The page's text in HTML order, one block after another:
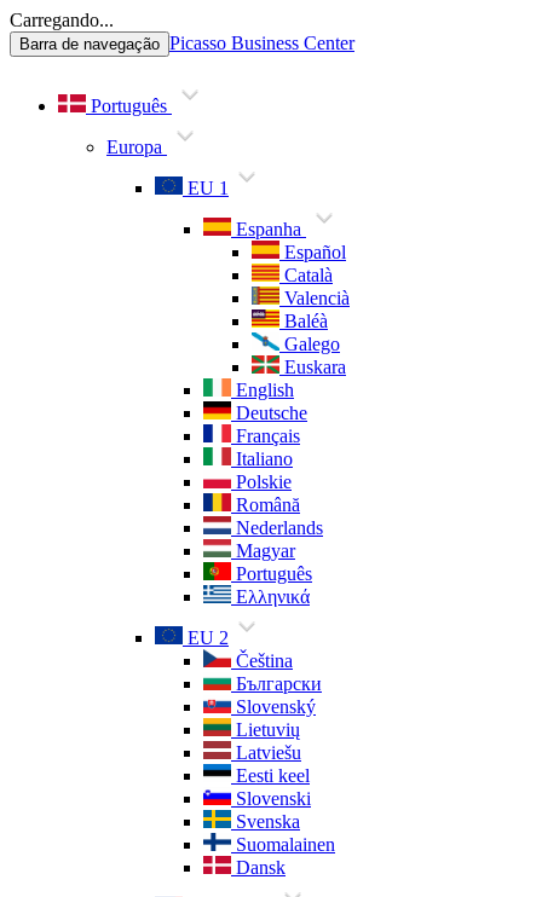
Carregando...
Barra de navegação Picasso Business Center
Português
Europa
EU 1
Espanha
Español
Català
Valencià
Baléà
Galego
Euskara
English
Deutsche
Français
Italiano
Polskie
Română
Nederlands
Magyar
Português
Ελληνικά
EU 2
Čeština
Български
Slovenský
Lietuvių
Latviešu
Eesti keel
Slovenski
Svenska
Suomalainen
Dansk